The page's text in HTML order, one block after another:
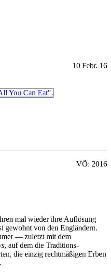
10 Febr. 16
VÖ: 2016
mal wieder ihre Auflösung
gewohnt von den Engländern.
— zuletzt mit dem
, auf dem die Traditions-
die einzig rechtmäßigen Erben